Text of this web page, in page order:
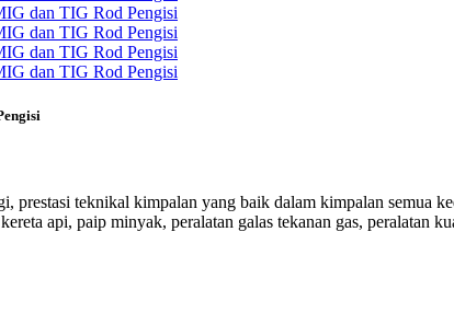
teknikal kimpalan yang baik dalam kimpalan semua
api, paip minyak, peralatan galas tekanan gas, peralatan